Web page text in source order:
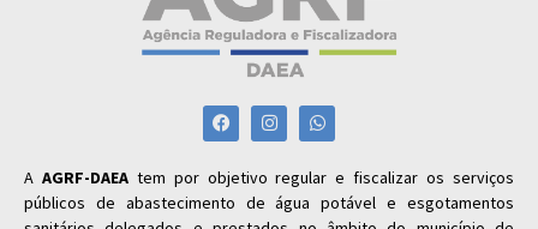
A AGRF-DAEAtem por objetivo regular e fiscalizar os serviços
públicos de abastecimento de água potável e esgotamentos